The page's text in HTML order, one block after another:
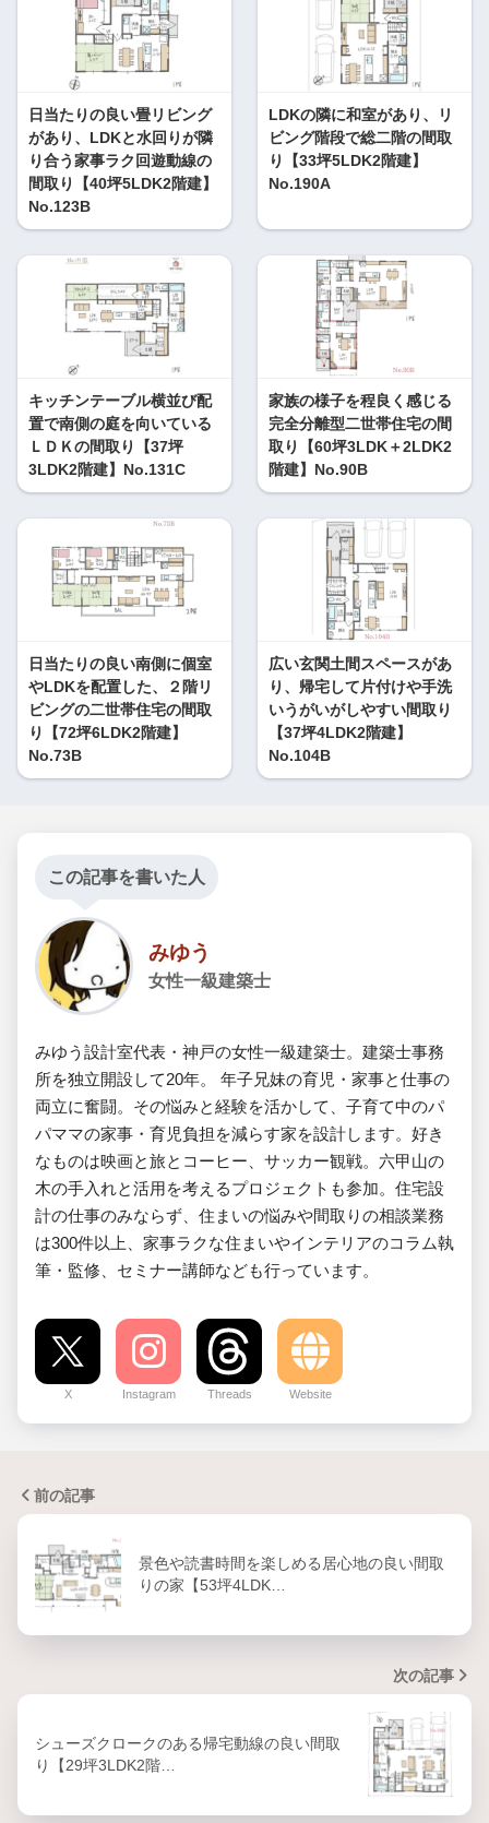
日当たりの良い畳リビング
があり、LDKと水回りが隣
り合う家事ラク回遊動線の
間取り【40坪5LDK2階建】
No.123B
LDKの隣に和室があり、リ
ビング階段で総二階の間取
り【33坪5LDK2階建】
No.190A
キッチンテーブル横並び配
置で南側の庭を向いている
ＬＤＫの間取り【37坪
3LDK2階建】No.131C
家族の様子を程良く感じる
完全分離型二世帯住宅の間
取り【60坪3LDK＋2LDK2
階建】No.90B
日当たりの良い南側に個室
やLDKを配置した、２階リ
ビングの二世帯住宅の間取
り【72坪6LDK2階建】
No.73B
広い玄関土間スペースがあ
り、帰宅して片付けや手洗
いうがいがしやすい間取り
【37坪4LDK2階建】
No.104B
この記事を書いた人
みゆう
女性一級建築士
みゆう設計室代表・神戸の女性一級建築士。建築士事務
所を独立開設して20年。 年子兄妹の育児・家事と仕事の
両立に奮闘。その悩みと経験を活かして、子育て中のパ
パママの家事・育児負担を減らす家を設計します。好き
なものは映画と旅とコーヒー、サッカー観戦。六甲山の
木の手入れと活用を考えるプロジェクトも参加。住宅設
計の仕事のみならず、住まいの悩みや間取りの相談業務
は300件以上、家事ラクな住まいやインテリアのコラム執
筆・監修、セミナー講師なども行っています。
X Instagram Threads Website
前の記事
景色や読書時間を楽しめる居心地の良い間取
りの家【53坪4LDK…
次の記事
シューズクロークのある帰宅動線の良い間取
り【29坪3LDK2階…